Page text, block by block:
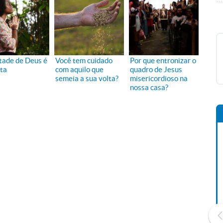
de Deus é
Você tem cuidado
com aquilo que
semeia a sua volta?
Por que entronizar o
quadro de Jesus
misericordioso na
nossa casa?